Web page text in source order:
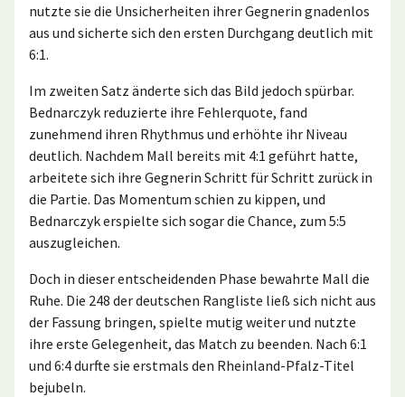
nutzte sie die Unsicherheiten ihrer Gegnerin gnadenlos
aus und sicherte sich den ersten Durchgang deutlich mit
6:1.
Im zweiten Satz änderte sich das Bild jedoch spürbar.
Bednarczyk reduzierte ihre Fehlerquote, fand
zunehmend ihren Rhythmus und erhöhte ihr Niveau
deutlich. Nachdem Mall bereits mit 4:1 geführt hatte,
arbeitete sich ihre Gegnerin Schritt für Schritt zurück in
die Partie. Das Momentum schien zu kippen, und
Bednarczyk erspielte sich sogar die Chance, zum 5:5
auszugleichen.
Doch in dieser entscheidenden Phase bewahrte Mall die
Ruhe. Die 248 der deutschen Rangliste ließ sich nicht aus
der Fassung bringen, spielte mutig weiter und nutzte
ihre erste Gelegenheit, das Match zu beenden. Nach 6:1
und 6:4 durfte sie erstmals den Rheinland-Pfalz-Titel
bejubeln.